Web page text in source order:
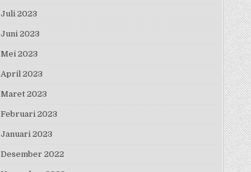
Juli 2023
Juni 2023
Mei 2023
April 2023
Maret 2023
Februari 2023
Januari 2023
Desember 2022